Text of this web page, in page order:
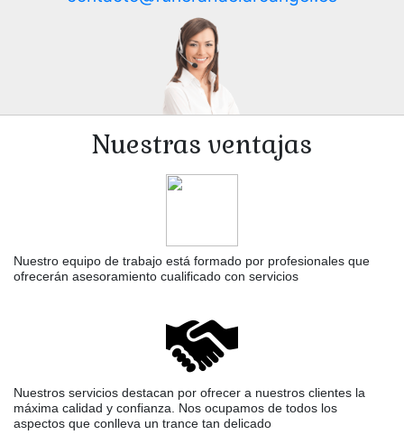
Nuestras ventajas
Nuestro equipo de trabajo está formado por profesionales que
ofrecerán asesoramiento cualificado con servicios
Nuestros servicios destacan por ofrecer a nuestros clientes la
máxima calidad y confianza. Nos ocupamos de todos los
aspectos que conlleva un trance tan delicado